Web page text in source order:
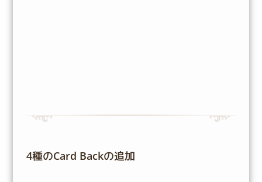
4種のCard Backの追加